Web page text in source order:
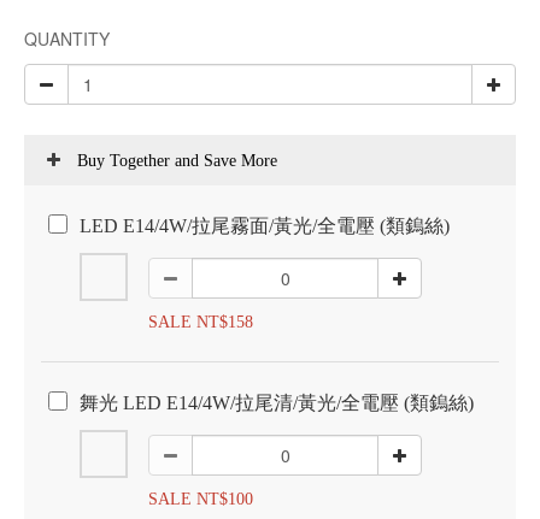
QUANTITY
Buy Together and Save More
LED E14/4W/拉尾霧面/黃光/全電壓 (類鎢絲)
SALE NT$158
舞光 LED E14/4W/拉尾清/黃光/全電壓 (類鎢絲)
SALE NT$100